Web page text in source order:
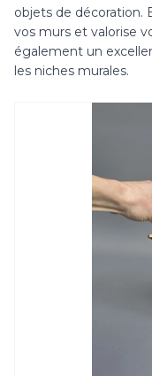
objets de décoration.
vos murs et valorise
également un
les niches murales.